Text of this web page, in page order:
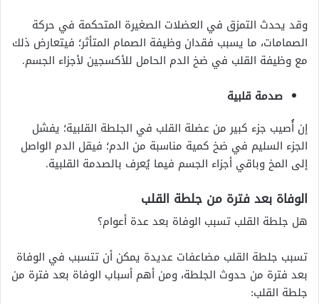
وقد يحدث التمزق في العضلات الصغيرة المتحكمة في حركة
الصمامات، ما يسبب فقدان وظيفة الصمام المتأثر؛ فيتعارض ذلك
مع وظيفة القلب في ضخ الدم الحامل للأكسجين لأجزاء الجسم.
صدمة قلبية
إن أُصيب جزء كبير من عضلة القلب في الجلطة القلبية؛ يفشل
الجزء السليم في ضخ كمية مناسبة من الدم؛ فيقل الدم الواصل
إلى المخ وباقي أجزاء الجسم فيما يُعرف بالصدمة القلبية.
الوفاة بعد فترة من جلطة القلب
هل جلطة القلب تسبب الوفاة بعد عدة أعوام؟
تسبب جلطة القلب مضاعفات عديدة يمكن أن تتسبب في الوفاة
بعد فترة من حدوث الجلطة، ومن أهم أسباب الوفاة بعد فترة من
جلطة القلب: